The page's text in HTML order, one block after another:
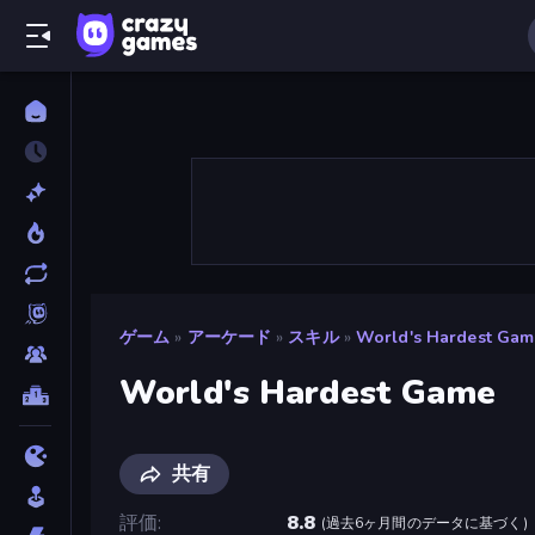
ゲーム » アーケード » スキル » World's Hardest
World's Hardest Game
共有
評価
8.8 (過去6ヶ月間のデータに基づく )